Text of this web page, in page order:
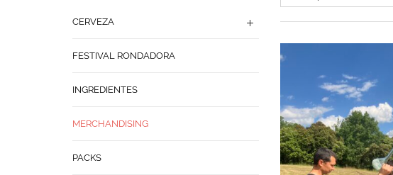
CERVEZA
FESTIVAL RONDADORA
INGREDIENTES
MERCHANDISING
PACKS